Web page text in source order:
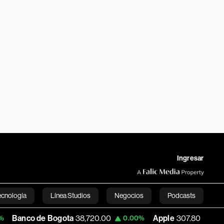
Ingresar
Línea Studios Negocios Podcasts
English
de Bogota 38,720.00 0.00% Apple 307.80 -0.27%